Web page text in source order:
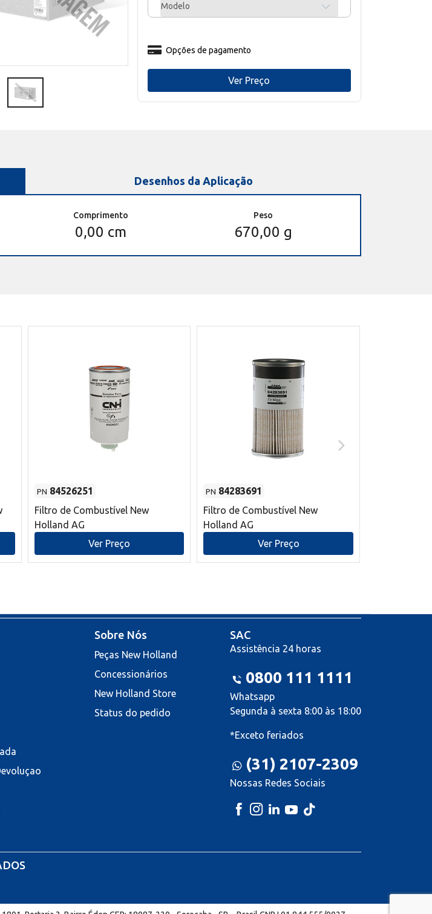
Modelo
Opções de pagamento
Ver Preço
Desenhos da Aplicação
Comprimento
0,00 cm
Peso
670,00 g
PN 84526251
Filtro de Combustível New
Holland AG
Ver Preço
PN 84283691
Filtro de Combustível New
Holland AG
Ver Preço
Sobre Nós
Peças New Holland
Concessionários
New Holland Store
Status do pedido
SAC
Assistência 24 horas
0800 111 1111
Whatsapp
Segunda à sexta 8:00 às 18:00
*Exceto feriados
(31) 2107-2309
Nossas Redes Sociais